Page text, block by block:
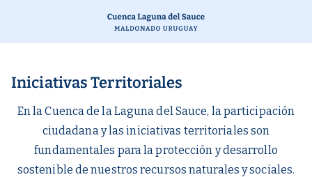
Iniciativas Territoriales
En la Cuenca de la Laguna del Sauce, la participación
ciudadana y las iniciativas territoriales son
fundamentales para la protección y desarrollo
sostenible de nuestros recursos naturales y sociales.